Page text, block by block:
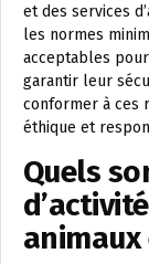
et des services
les normes
acceptables
garantir leur
conformer à ces
éthique et
Quels